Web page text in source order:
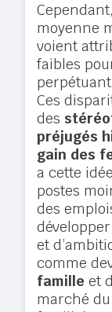
moyenne
voient
faibles
Ces
des
préjugés
gain des
a cette
postes
des
et
comme
familleet
marché